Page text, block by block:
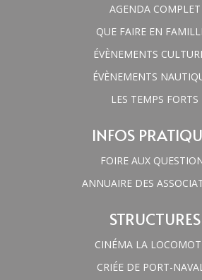
AGENDA COMPLET
QUE FAIRE EN
ÉVÈNEMENTS
ÉVÈNEMENTS
LES TEMPS FORTS
INFOS
FOIRE AUX
ANNUAIRE DES
STRUCTURES
CINÉMA LA
CRIÉE DE PORT-